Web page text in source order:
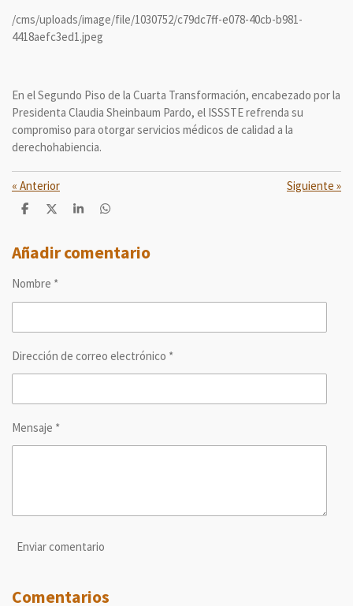
/cms/uploads/image/file/1030752/c79dc7ff-e078-40cb-b981-
4418aefc3ed1.jpeg
En el Segundo Piso de la Cuarta Transformación, encabezado por la
Presidenta Claudia Sheinbaum Pardo, el ISSSTE refrenda su
compromiso para otorgar servicios médicos de calidad a la
derechohabiencia.
« Anterior Siguiente »
C
p
a
t
C
p
a
C
p
a
C
p
a
Añadir comentario
Nombre *
Dirección de correo electrónico *
Mensaje *
Enviar comentario
Comentarios